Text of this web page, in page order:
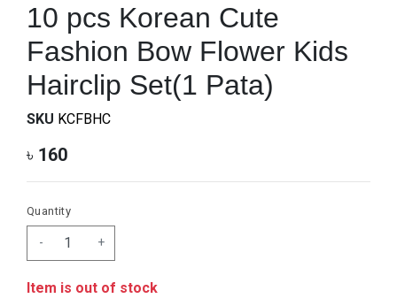
10 pcs Korean Cute
Fashion Bow Flower Kids
Hairclip Set(1 Pata)
SKU KCFBHC
৳ 160
Quantity
- +
Item is out of stock